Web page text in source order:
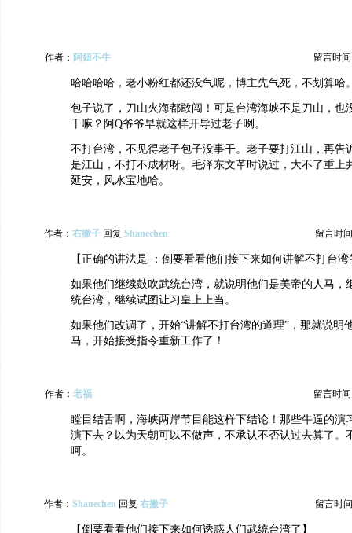
作者： 阿妞不牛 留言时间
哈哈哈哈，老小粉红都还没气呢，博主先气死，不划算哈
包子说了，刀山火海都敢闯！可是台湾海峡不是刀山，也
干嘛？阿Q爷爷早就这样开导过老子咧。
不打台湾，不见得老子包子没事干。老子要打江山，再告
是江山，不打不成材呀。毛泽东文革时说过，大不了重上
延安，风水宝地哈。
作者： 右撇子 回复 Shanechen 留言时
【正确的讲法是 ：倒要看看他们接下来如何讲解不打台
如果他们继续鼓吹武统台湾，就说明他们是美帝的人马，
统台湾，继续试图让习皇上上当。
如果他们改调了，开始“讲解不打台湾的道理”，那就说明
马，开始接受指令重新工作了！
作者： 老福 留言时间
瞠目结舌啊，海峡两岸节目能这样下结论！那些牛逼的演
演下去？以为天朝可以不做声，不承认不否认过去算了。
呵。
作者： Shanechen 回复 右撇子 留言时
【倒要看看他们接下来如何诱惑人们武统台湾了】